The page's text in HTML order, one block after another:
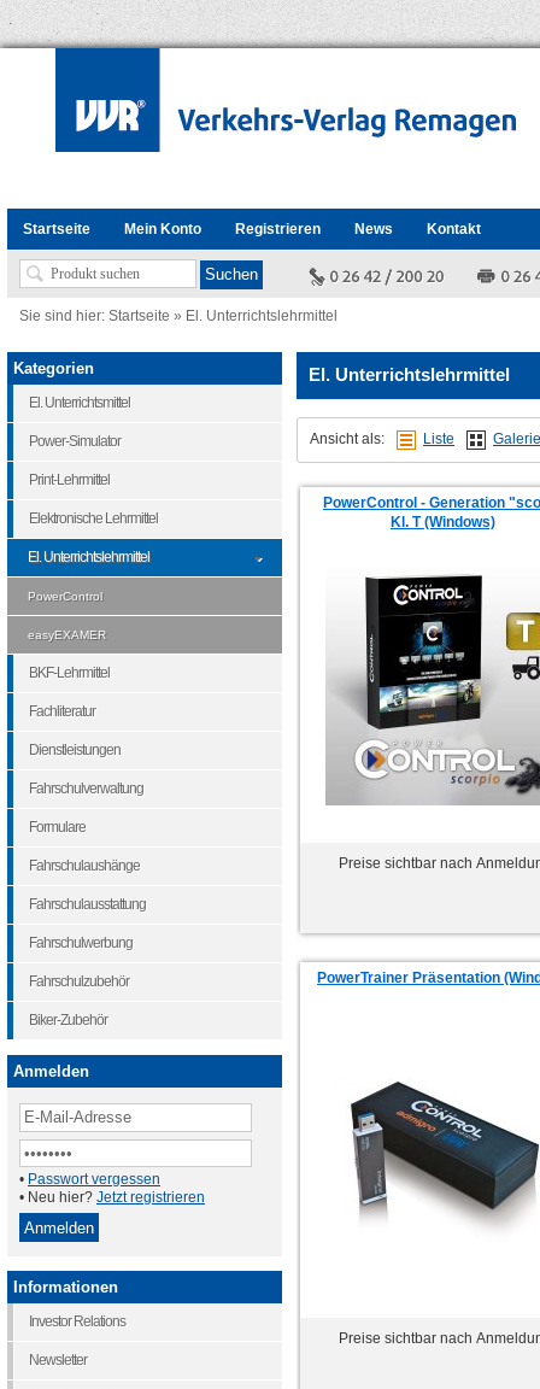
Startseite Mein Konto Registrieren News Kontakt
Sie sind hier: Startseite » El. Unterrichtslehrmittel
El. Unterrichtslehrmittel
Ansicht als: Liste Galerie
PowerControl - Generation
Kl. T (Windows)
Preise sichtbar nach
PowerTrainer Präsentation
Preise sichtbar nach
Kategorien
El. Unterrichtsmittel
Power-Simulator
Print-Lehrmittel
Elektronische Lehrmittel
El. Unterrichtslehrmittel
PowerControl
easyEXAMER
BKF-Lehrmittel
Fachliteratur
Dienstleistungen
Fahrschulverwaltung
Formulare
Fahrschulaushänge
Fahrschulausstattung
Fahrschulwerbung
Fahrschulzubehör
Biker-Zubehör
Anmelden
• Passwort vergessen
• Neu hier? Jetzt registrieren
Informationen
Investor Relations
Newsletter